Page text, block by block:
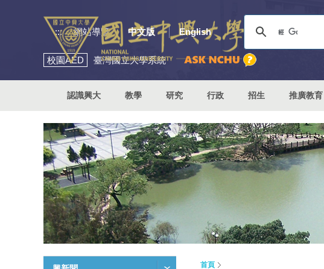
::: 網站導覽 中文版 English
校園AED 臺灣國立大學系統
認識興大 教學 研究 行政 招生 推廣教育
首頁